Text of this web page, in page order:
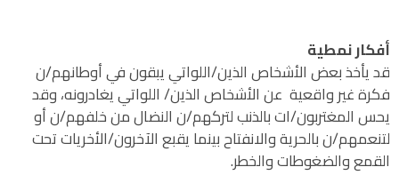
أفكار نمطية
قد يأخذ بعض الأشخاص الذين/اللواتي يبقون في أوطانهم/ن
فكرة غير واقعية عن الأشخاص الذين/ اللواتي يغادرونه، وقد
يحس المغتربون/ات بالذنب لتركهم/ن النضال من خلفهم/ن أو
لتنعمهم/ن بالحرية والانفتاح بينما يقبع الآخرون/الأخريات تحت
القمع والضغوطات والخطر.